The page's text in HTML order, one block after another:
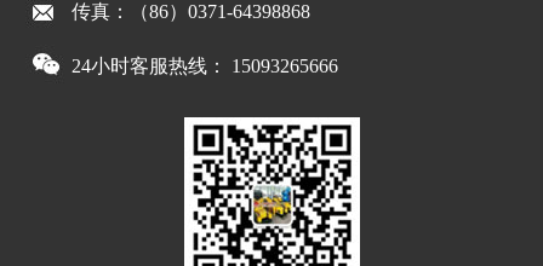
传真：（86）0371-64398868
24小时客服热线： 15093265666